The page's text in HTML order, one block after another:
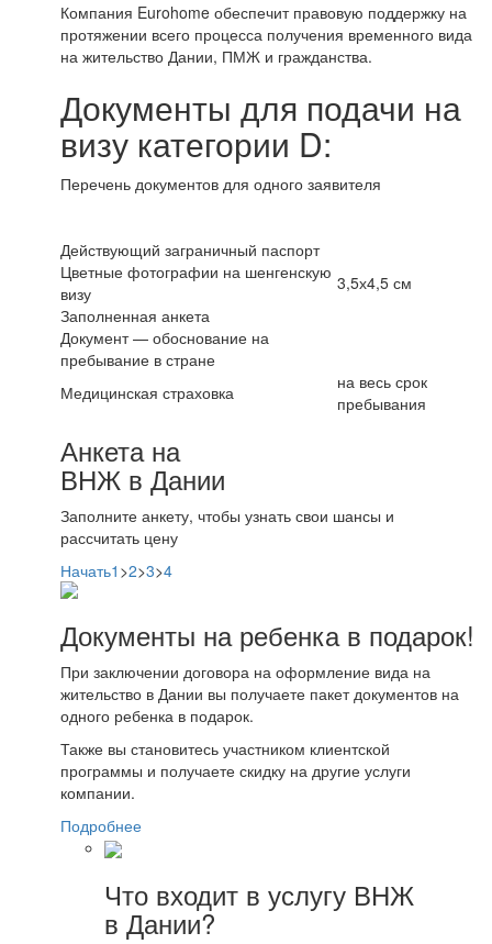
Компания Eurohome обеспечит правовую поддержку на
протяжении всего процесса получения временного вида
на жительство Дании, ПМЖ и гражданства.
Документы для подачи на
визу категории D:
Перечень документов для одного заявителя
Действующий заграничный паспорт
Цветные фотографии на шенгенскую
визу
3,5х4,5 см
Заполненная анкета
Документ — обоснование на
пребывание в стране
Медицинская страховка
на весь срок
пребывания
Анкета на
ВНЖ в Дании
Заполните анкету, чтобы узнать свои шансы и
рассчитать цену
Начать1 >2>3>4
Документы на ребенка в подарок!
При заключении договора на оформление вида на
жительство в Дании вы получаете пакет документов на
одного ребенка в подарок.
Также вы становитесь участником клиентской
программы и получаете скидку на другие услуги
компании.
Подробнее
Что входит в услугу ВНЖ
в Дании?